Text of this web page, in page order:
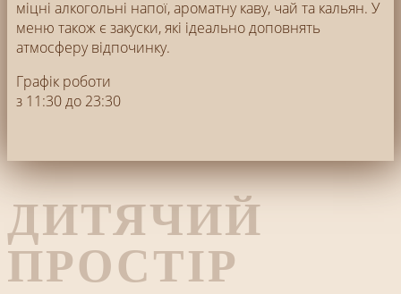
міцні алкогольні напої, ароматну каву, чай та кальян. У
меню також є закуски, які ідеально доповнять
атмосферу відпочинку.
Графік роботи
з 11:30 до 23:30
ДИТЯЧИЙ
ПРОСТІР